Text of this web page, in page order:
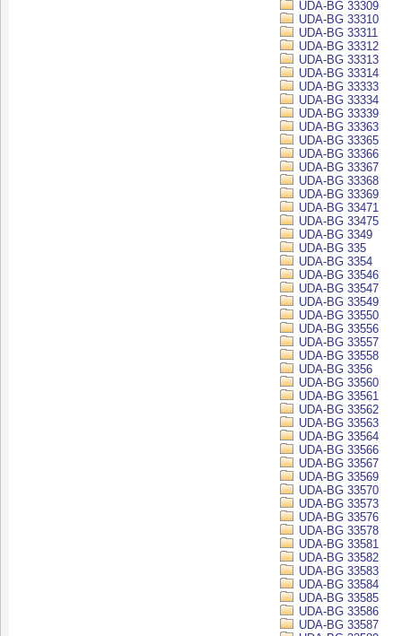
UDA-BG 33309
UDA-BG 33310
UDA-BG 33311
UDA-BG 33312
UDA-BG 33313
UDA-BG 33314
UDA-BG 33333
UDA-BG 33334
UDA-BG 33339
UDA-BG 33363
UDA-BG 33365
UDA-BG 33366
UDA-BG 33367
UDA-BG 33368
UDA-BG 33369
UDA-BG 33471
UDA-BG 33475
UDA-BG 3349
UDA-BG 335
UDA-BG 3354
UDA-BG 33546
UDA-BG 33547
UDA-BG 33549
UDA-BG 33550
UDA-BG 33556
UDA-BG 33557
UDA-BG 33558
UDA-BG 3356
UDA-BG 33560
UDA-BG 33561
UDA-BG 33562
UDA-BG 33563
UDA-BG 33564
UDA-BG 33566
UDA-BG 33567
UDA-BG 33569
UDA-BG 33570
UDA-BG 33573
UDA-BG 33576
UDA-BG 33578
UDA-BG 33581
UDA-BG 33582
UDA-BG 33583
UDA-BG 33584
UDA-BG 33585
UDA-BG 33586
UDA-BG 33587